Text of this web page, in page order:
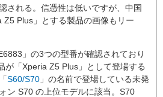
される。信憑性は低いですが、中国
Z5 Plus」とする製品の画像もリー
」の3つの型番が確認されており
が「Xperia Z5 Plus」として登場する
S60/S70 」の名前で登場している未発
ン S70 の上位モデルに該当。S70